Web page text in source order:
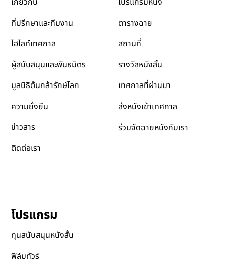
เกี่ยวกับเรา
ไฮไลท์เทศกาล
ผู้สนับสนุนและพันธมิตร
มูลนิธิต้นกล้ารักษ์โลก
ข่าวสาร
เทศกาล
โปรแกรมหนัง
สถานที่
เทศกาลที่ผ่านมา
ส่งหนังเข้าเทศกาล
โปรแกรม